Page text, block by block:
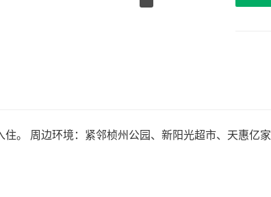
。 周边环境：紧邻桢州公园、新阳光超市、天惠亿家